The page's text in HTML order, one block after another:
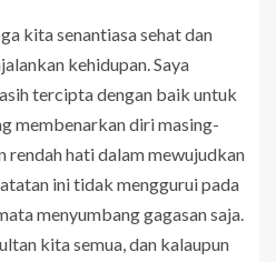
kita senantiasa sehat dan
kehidupan. Saya
tercipta dengan baik untuk
membenarkan diri masing-
rendah hati dalam mewujudkan
ini tidak menggurui pada
menyumbang gagasan saja.
kita semua, dan kalaupun